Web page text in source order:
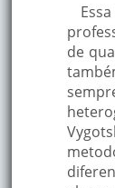
de